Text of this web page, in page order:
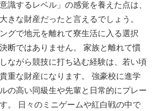
識するレベル」の感覚を養えた点は、
きな財産だったと言えるでしょう。
グで地元を離れて寮生活に入る選択
断ではありません。 家族と離れて慣
ながら競技に打ち込む経験は、若い頃
重な財産になります。 強豪校に進学
の高い同級生や先輩と日常的にプレー
。 日々のミニゲームや紅白戦の中で